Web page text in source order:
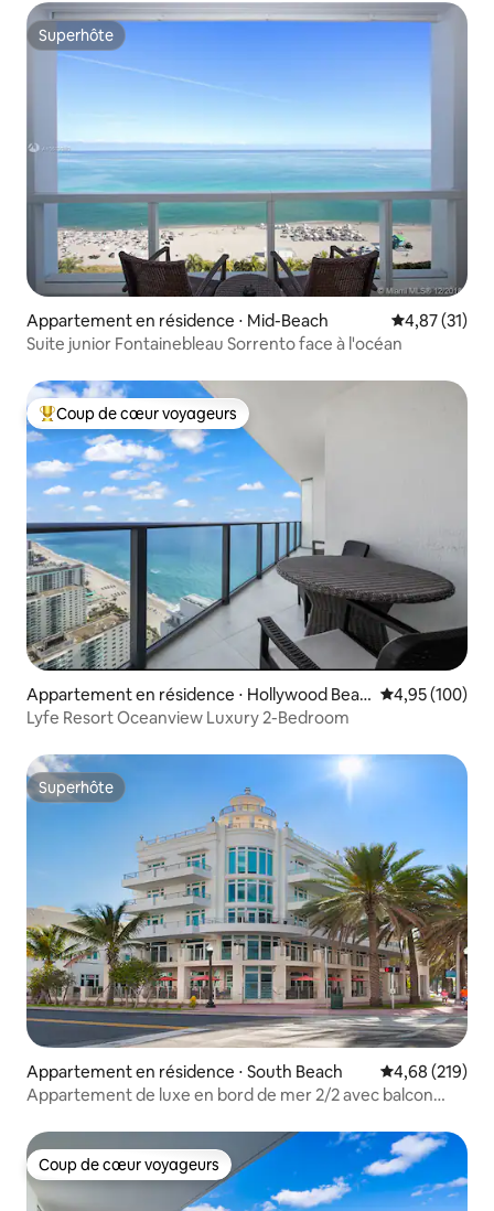
Superhôte
Superhôte
Appartement en résidence ⋅ Mid-Beach Évaluation
4,87 (31)
Suite junior Fontainebleau Sorrento face à l'océan
Coups de cœur voyageurs les plus appréciés
Coup de cœur voyageurs
Appartement en résidence ⋅ Hollywood Beac
h
Évaluation
4,95 (100)
Lyfe Resort Oceanview Luxury 2-Bedroom
Superhôte
Superhôte
Appartement en résidence ⋅ South Beach Évaluation
4,68 (219)
Appartement de luxe en bord de mer 2/2 avec balcon
Coup de cœur voyageurs
Coup de cœur voyageurs